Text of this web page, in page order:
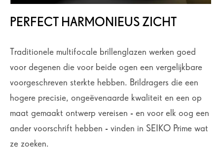
PERFECT HARMONIEUS ZICHT
Traditionele multifocale brillenglazen werken goed
voor degenen die voor beide ogen een vergelijkbare
voorgeschreven sterkte hebben. Brildragers die een
hogere precisie, ongeëvenaarde kwaliteit en een op
maat gemaakt ontwerp vereisen - en voor elk oog een
ander voorschrift hebben - vinden in SEIKO Prime wat
ze zoeken.